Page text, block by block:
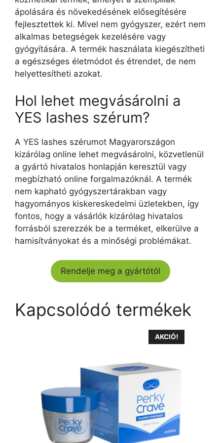
ápolására és növekedésének elősegítésére
fejlesztettek ki. Mivel nem gyógyszer, ezért nem
alkalmas betegségek kezelésére vagy
gyógyítására. A termék használata kiegészítheti
a egészséges életmódot és étrendet, de nem
helyettesítheti azokat.
Hol lehet megvásárolni a
YES lashes szérum?
A YES lashes szérumot Magyarországon
kizárólag online lehet megvásárolni, közvetlenül
a gyártó hivatalos honlapján keresztül vagy
megbízható online forgalmazóknál. A termék
nem kapható gyógyszertárakban vagy
hagyományos kiskereskedelmi üzletekben, így
fontos, hogy a vásárlók kizárólag hivatalos
forrásból szerezzék be a terméket, elkerülve a
hamisítványokat és a minőségi problémákat.
Rendelje meg a gyártótól
Kapcsolódó termékek
AKCIÓ!